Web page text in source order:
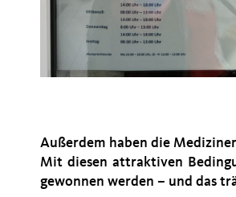
Außerdem haben die
Mit diesen attraktiven
gewonnen werden – und das